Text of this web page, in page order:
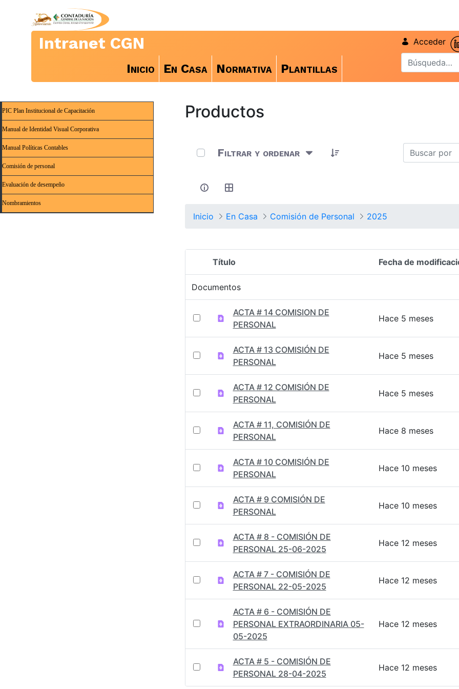
Intranet CGN
Inicio En Casa Normativa Plantillas
Acceder
PIC Plan Institucional de Capacitación
Manual de Identidad Visual Corporativa
Manual Políticas Contables
Comisión de personal
Evaluación de desempeño
Nombramientos
Productos
Filtrar y ordenar
Inicio En Casa Comisión de Personal 2025
Selección del elemento
Título
Fecha de
Documentos
ACTA # 14 COMISION DE
PERSONAL
Hace 5 meses
ACTA # 13 COMISIÓN DE
PERSONAL
Hace 5 meses
ACTA # 12 COMISIÓN DE
PERSONAL
Hace 5 meses
ACTA # 11, COMISIÓN DE
PERSONAL
Hace 8 meses
ACTA # 10 COMISIÓN DE
PERSONAL
Hace 10 meses
ACTA # 9 COMISIÓN DE
PERSONAL
Hace 10 meses
ACTA # 8 - COMISIÓN DE
PERSONAL 25-06-2025
Hace 12 meses
ACTA # 7 - COMISIÓN DE
PERSONAL 22-05-2025
Hace 12 meses
ACTA # 6 - COMISIÓN DE
PERSONAL EXTRAORDINARIA 05-
05-2025
Hace 12 meses
ACTA # 5 - COMISIÓN DE
PERSONAL 28-04-2025
Hace 12 meses